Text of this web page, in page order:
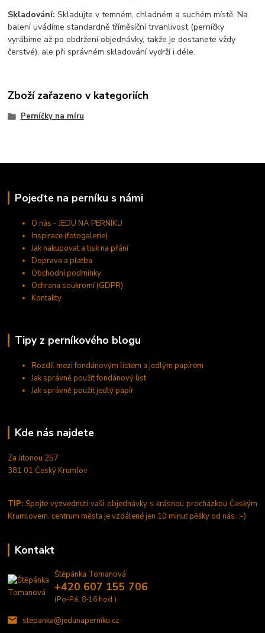
Skladování: Skladujte v temném, chladném a suchém místě. Na
balení uvádíme standardně tříměsíční trvanlivost (perníčky
vyrábíme až po obdržení objednávky, takže je dostanete vždy
čerstvé), ale při správném skladování vydrží i déle.
Zboží zařazeno v kategoriích
Perníčky na míru
Pojeďte na perníku s námi
O nás - JEDU NA PERNÍKU
Inspirace (fotogalerie)
Jak nakupovat a tisk na přání
Doprava a platba
Obchodní podmínky
Ochrana soukromí (GDPR)
Kontakty
Tipy z perníkového blogu
Rozdíl mezi fondánovým listem a jedlým papírem
Jak správně použít fondánový list
Jak správně použít jedlý papír
Kde nás najdete
Za Jitonou 257
381 01 Český Krumlov
TIP: Spojte vyzvednutí vaší objednávky s krásnou procházkou Českým
Krumlovem, centrum města je vzdálené jen 10 minut pěšky od nás. :-)
Kontakt
Štěpánka Tomanová
+420 607 155 706
(Po-Pá, 8-16 hod.)
stepanka@jedunaperniku.cz